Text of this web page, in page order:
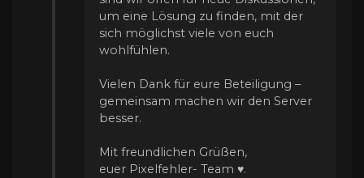
um eine Lösung zu finden, mit der
sich möglichst viele von euch
wohlfühlen.
Vielen Dank für eure Beteiligung –
gemeinsam machen wir den Server
besser.
Mit freundlichen Grüßen,
euer Pixelfehler- Team ♥.